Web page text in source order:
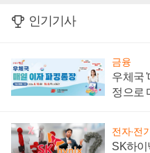
인기기사
금융
우체국
정으로
전자·전
SK하이